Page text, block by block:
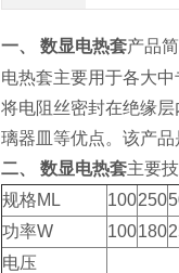
一、 数显电热套产品
电热套主要用于各大
将电阻丝密封在绝缘
璃器皿等优点。该产品
二、
数显电热套主要
规格ML 100250
功率W 100180
电压